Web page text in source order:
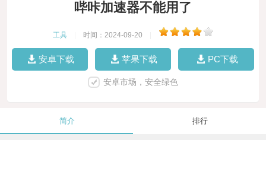
哔咔加速器不能用了
工具 时间：2024-09-20
安卓下载 苹果下载 PC下载
安卓市场，安全绿色
简介 排行